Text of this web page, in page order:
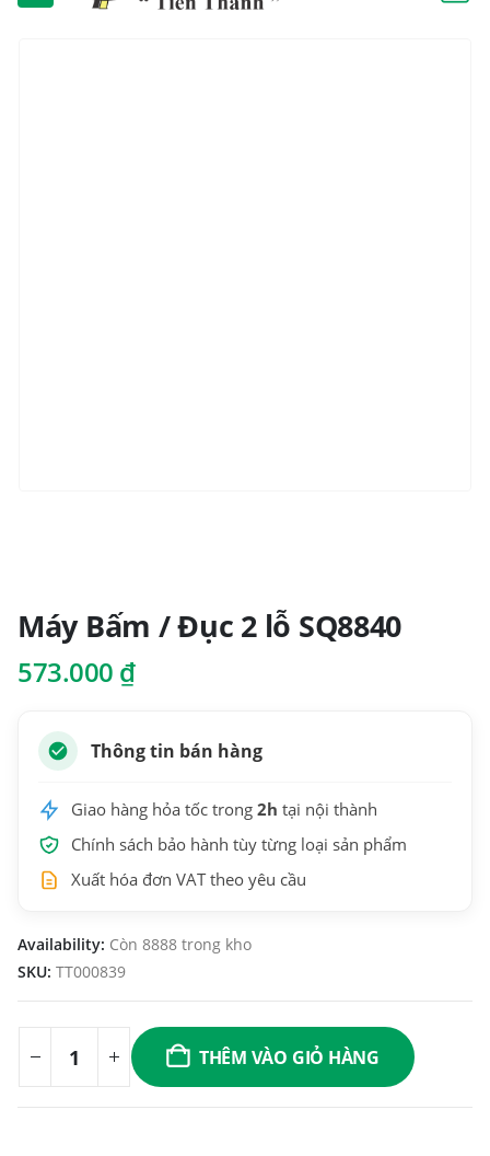
Máy Bấm / Đục 2 lỗ SQ8840
573.000 ₫
Thông tin bán hàng
Giao hàng hỏa tốc trong 2h tại nội thành
Chính sách bảo hành tùy từng loại sản phẩm
Xuất hóa đơn VAT theo yêu cầu
Availability: Còn 8888 trong kho
SKU: TT000839
THÊM VÀO GIỎ HÀNG